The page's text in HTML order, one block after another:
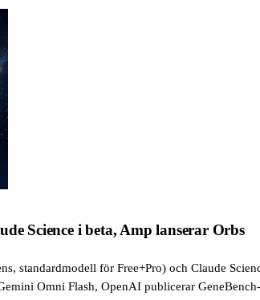
Science i beta, Amp lanserar Orbs
standardmodell för Free+Pro) och Claude
Omni Flash, OpenAI publicerar